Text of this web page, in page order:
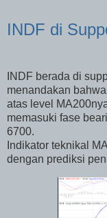
INDF di
INDF berada di
menandakan
atas level
memasuki fase
6700.
Indikator teknikal
dengan prediksi